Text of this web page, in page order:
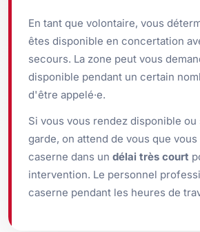
En tant que volontaire, vous
êtes disponible en concertation
secours. La zone peut vous
disponible pendant un certain
d'être appelé·e.
Si vous vous rendez disponible ou
garde, on attend de vous que
caserne dans un délai très court
intervention. Le personnel
caserne pendant les heures de